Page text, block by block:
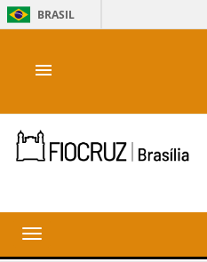
BRASIL
menu
Toggle
navigation